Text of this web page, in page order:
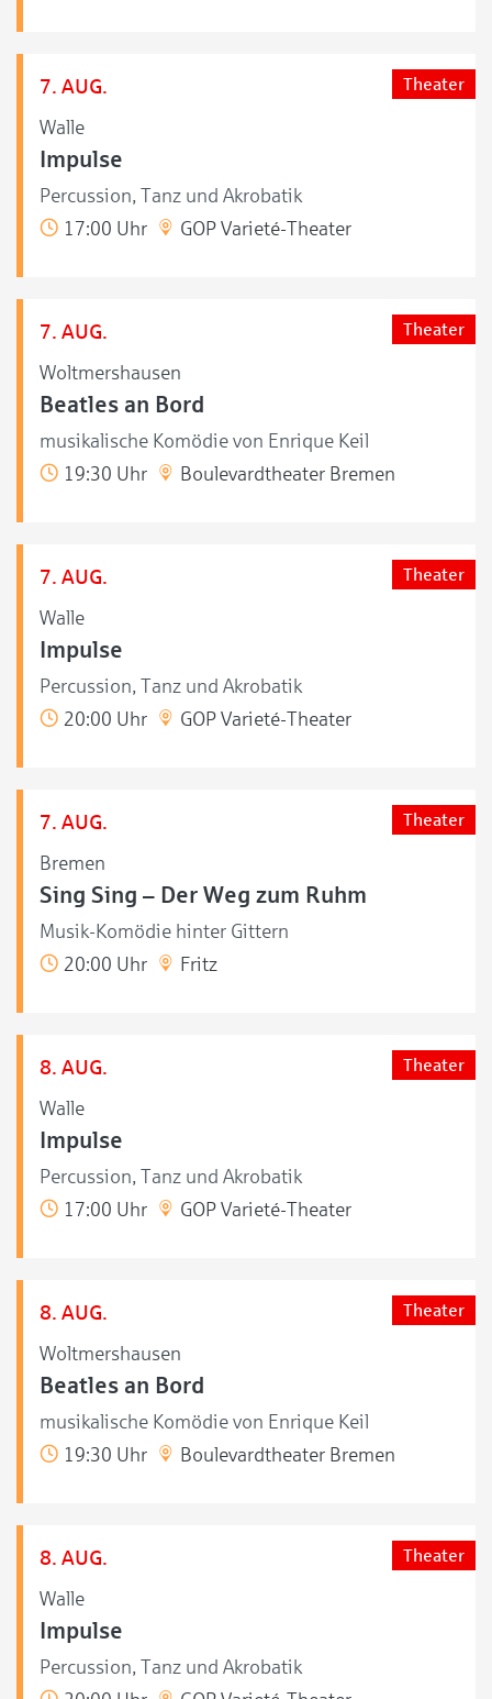
7. AUG.
Walle
Theater
Impulse
Percussion, Tanz und Akrobatik
17:00 Uhr
GOP Varieté-Theater
7. AUG.
Woltmershausen
Theater
Beatles an Bord
musikalische Komödie von Enrique Keil
19:30 Uhr
Boulevardtheater Bremen
7. AUG.
Walle
Theater
Impulse
Percussion, Tanz und Akrobatik
20:00 Uhr
GOP Varieté-Theater
7. AUG.
Bremen
Theater
Sing Sing – Der Weg zum Ruhm
Musik-Komödie hinter Gittern
20:00 Uhr
Fritz
8. AUG.
Walle
Theater
Impulse
Percussion, Tanz und Akrobatik
17:00 Uhr
GOP Varieté-Theater
8. AUG.
Woltmershausen
Theater
Beatles an Bord
musikalische Komödie von Enrique Keil
19:30 Uhr
Boulevardtheater Bremen
8. AUG.
Walle
Theater
Impulse
Percussion, Tanz und Akrobatik